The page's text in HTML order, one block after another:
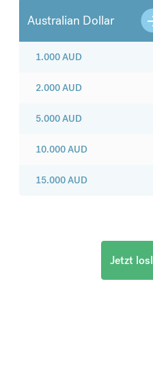
Australian Dollar
1.000AUD
2.000AUD
5.000AUD
10.000AUD
15.000AUD
Jetzt